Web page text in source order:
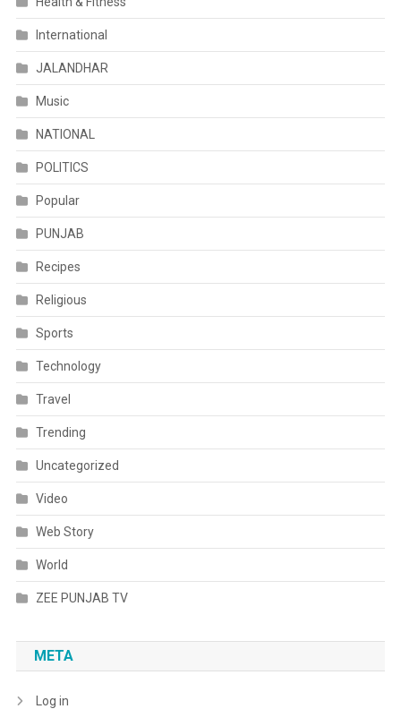
International
JALANDHAR
Music
NATIONAL
POLITICS
Popular
PUNJAB
Recipes
Religious
Sports
Technology
Travel
Trending
Uncategorized
Video
Web Story
World
ZEE PUNJAB TV
META
Log in